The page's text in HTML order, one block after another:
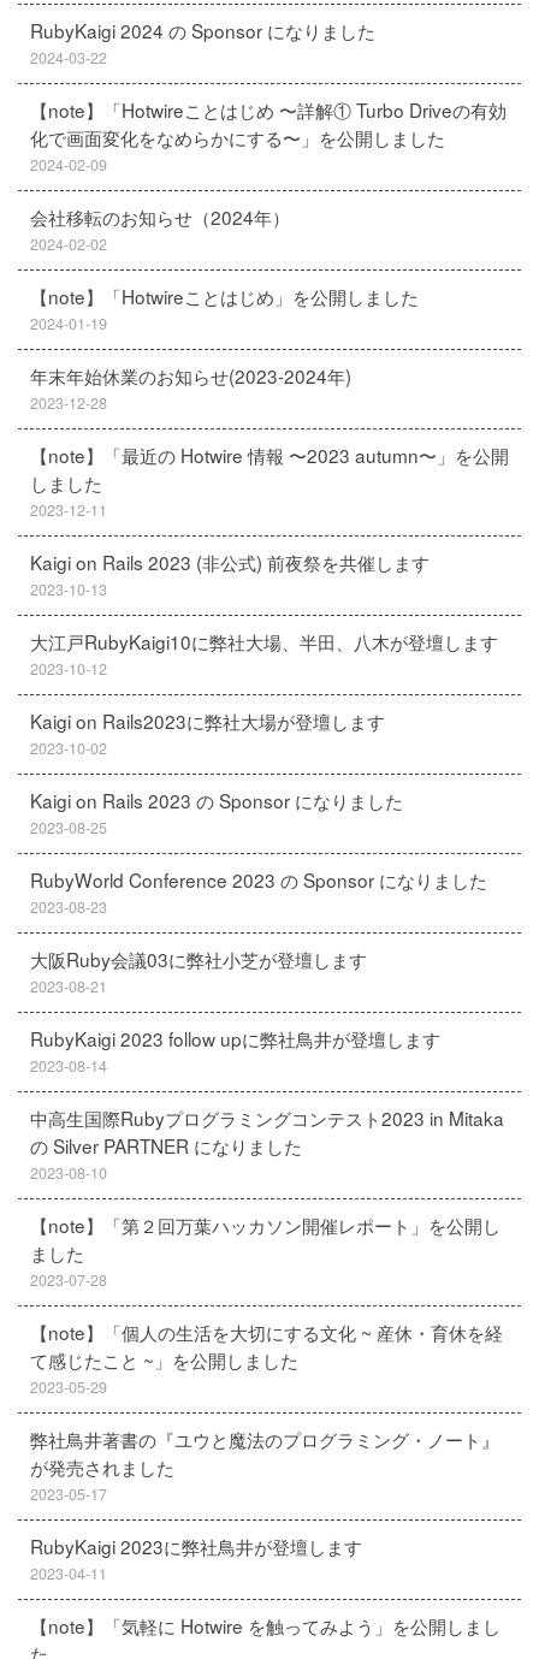
RubyKaigi 2024 の Sponsor になりました
2024-03-22
【note】「Hotwireことはじめ 〜詳解① Turbo Driveの有効
化で画面変化をなめらかにする〜」を公開しました
2024-02-09
会社移転のお知らせ（2024年）
2024-02-02
【note】「Hotwireことはじめ」を公開しました
2024-01-19
年末年始休業のお知らせ(2023-2024年)
2023-12-28
【note】「最近の Hotwire 情報 〜2023 autumn〜」を公開
しました
2023-12-11
Kaigi on Rails 2023 (非公式) 前夜祭を共催します
2023-10-13
大江戸RubyKaigi10に弊社大場、半田、八木が登壇します
2023-10-12
Kaigi on Rails2023に弊社大場が登壇します
2023-10-02
Kaigi on Rails 2023 の Sponsor になりました
2023-08-25
RubyWorld Conference 2023 の Sponsor になりました
2023-08-23
大阪Ruby会議03に弊社小芝が登壇します
2023-08-21
RubyKaigi 2023 follow upに弊社鳥井が登壇します
2023-08-14
中高生国際Rubyプログラミングコンテスト2023 in Mitaka
の Silver PARTNER になりました
2023-08-10
【note】「第２回万葉ハッカソン開催レポート」を公開し
ました
2023-07-28
【note】「個人の生活を大切にする文化 ~ 産休・育休を経
て感じたこと ~」を公開しました
2023-05-29
弊社鳥井著書の『ユウと魔法のプログラミング・ノート』
が発売されました
2023-05-17
RubyKaigi 2023に弊社鳥井が登壇します
2023-04-11
【note】「気軽に Hotwire を触ってみよう」を公開しまし
た